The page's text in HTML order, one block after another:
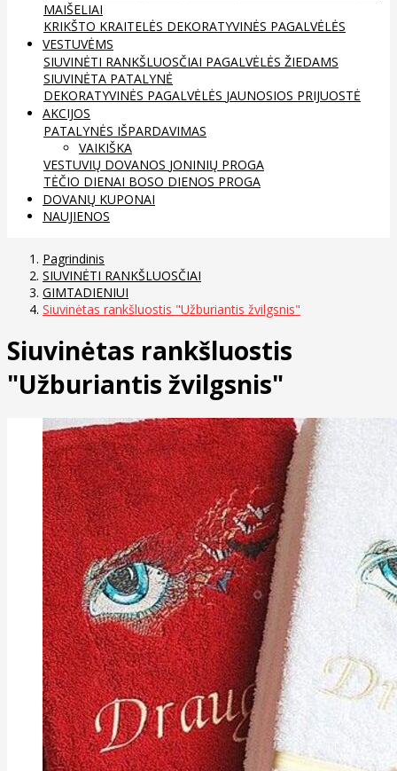
MAIŠELIAI
KRIKŠTO KRAITELĖS DEKORATYVINĖS PAGALVĖLĖS
VESTUVĖMS
SIUVINĖTI RANKŠLUOSČIAI PAGALVĖLĖS ŽIEDAMS
SIUVINĖTA PATALYNĖ
DEKORATYVINĖS PAGALVĖLĖS JAUNOSIOS PRIJUOSTĖ
AKCIJOS
PATALYNĖS IŠPARDAVIMAS
VAIKIŠKA
VESTUVIŲ DOVANOS JONINIŲ PROGA
TĖČIO DIENAI BOSO DIENOS PROGA
DOVANŲ KUPONAI
NAUJIENOS
Pagrindinis
SIUVINĖTI RANKŠLUOSČIAI
GIMTADIENIUI
Siuvinėtas rankšluostis "Užburiantis žvilgsnis"
Siuvinėtas rankšluostis
"Užburiantis žvilgsnis"